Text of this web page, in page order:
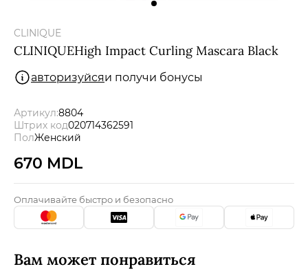
Подарочные сертификаты
Новости
Магазины
Акции
CLINIQUE
CLINIQUEHigh Impact Curling Mascara Black
авторизуйсяи получи бонусы
Артикул:8804
Штрих код020714362591
ПолЖенский
670 MDL
Оплачивайте быстро и безопасно
Вам может понравиться